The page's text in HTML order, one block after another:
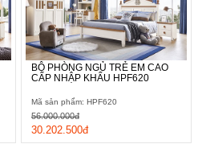
BỘ PHÒNG NGỦ TRẺ EM CAO
CẤP NHẬP KHẨU HPF620
Mã sản phẩm: HPF620
30.202.500đ
56.000.000đ